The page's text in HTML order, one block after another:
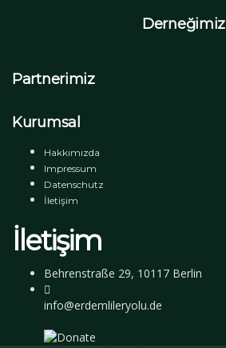
Derneğimiz
Partnerimiz
Kurumsal
Hakkımızda
Impressum
Datenschutz
İletişim
İletişim
Behrenstraße 29, 10117 Berlin
info@erdemlileryolu.de